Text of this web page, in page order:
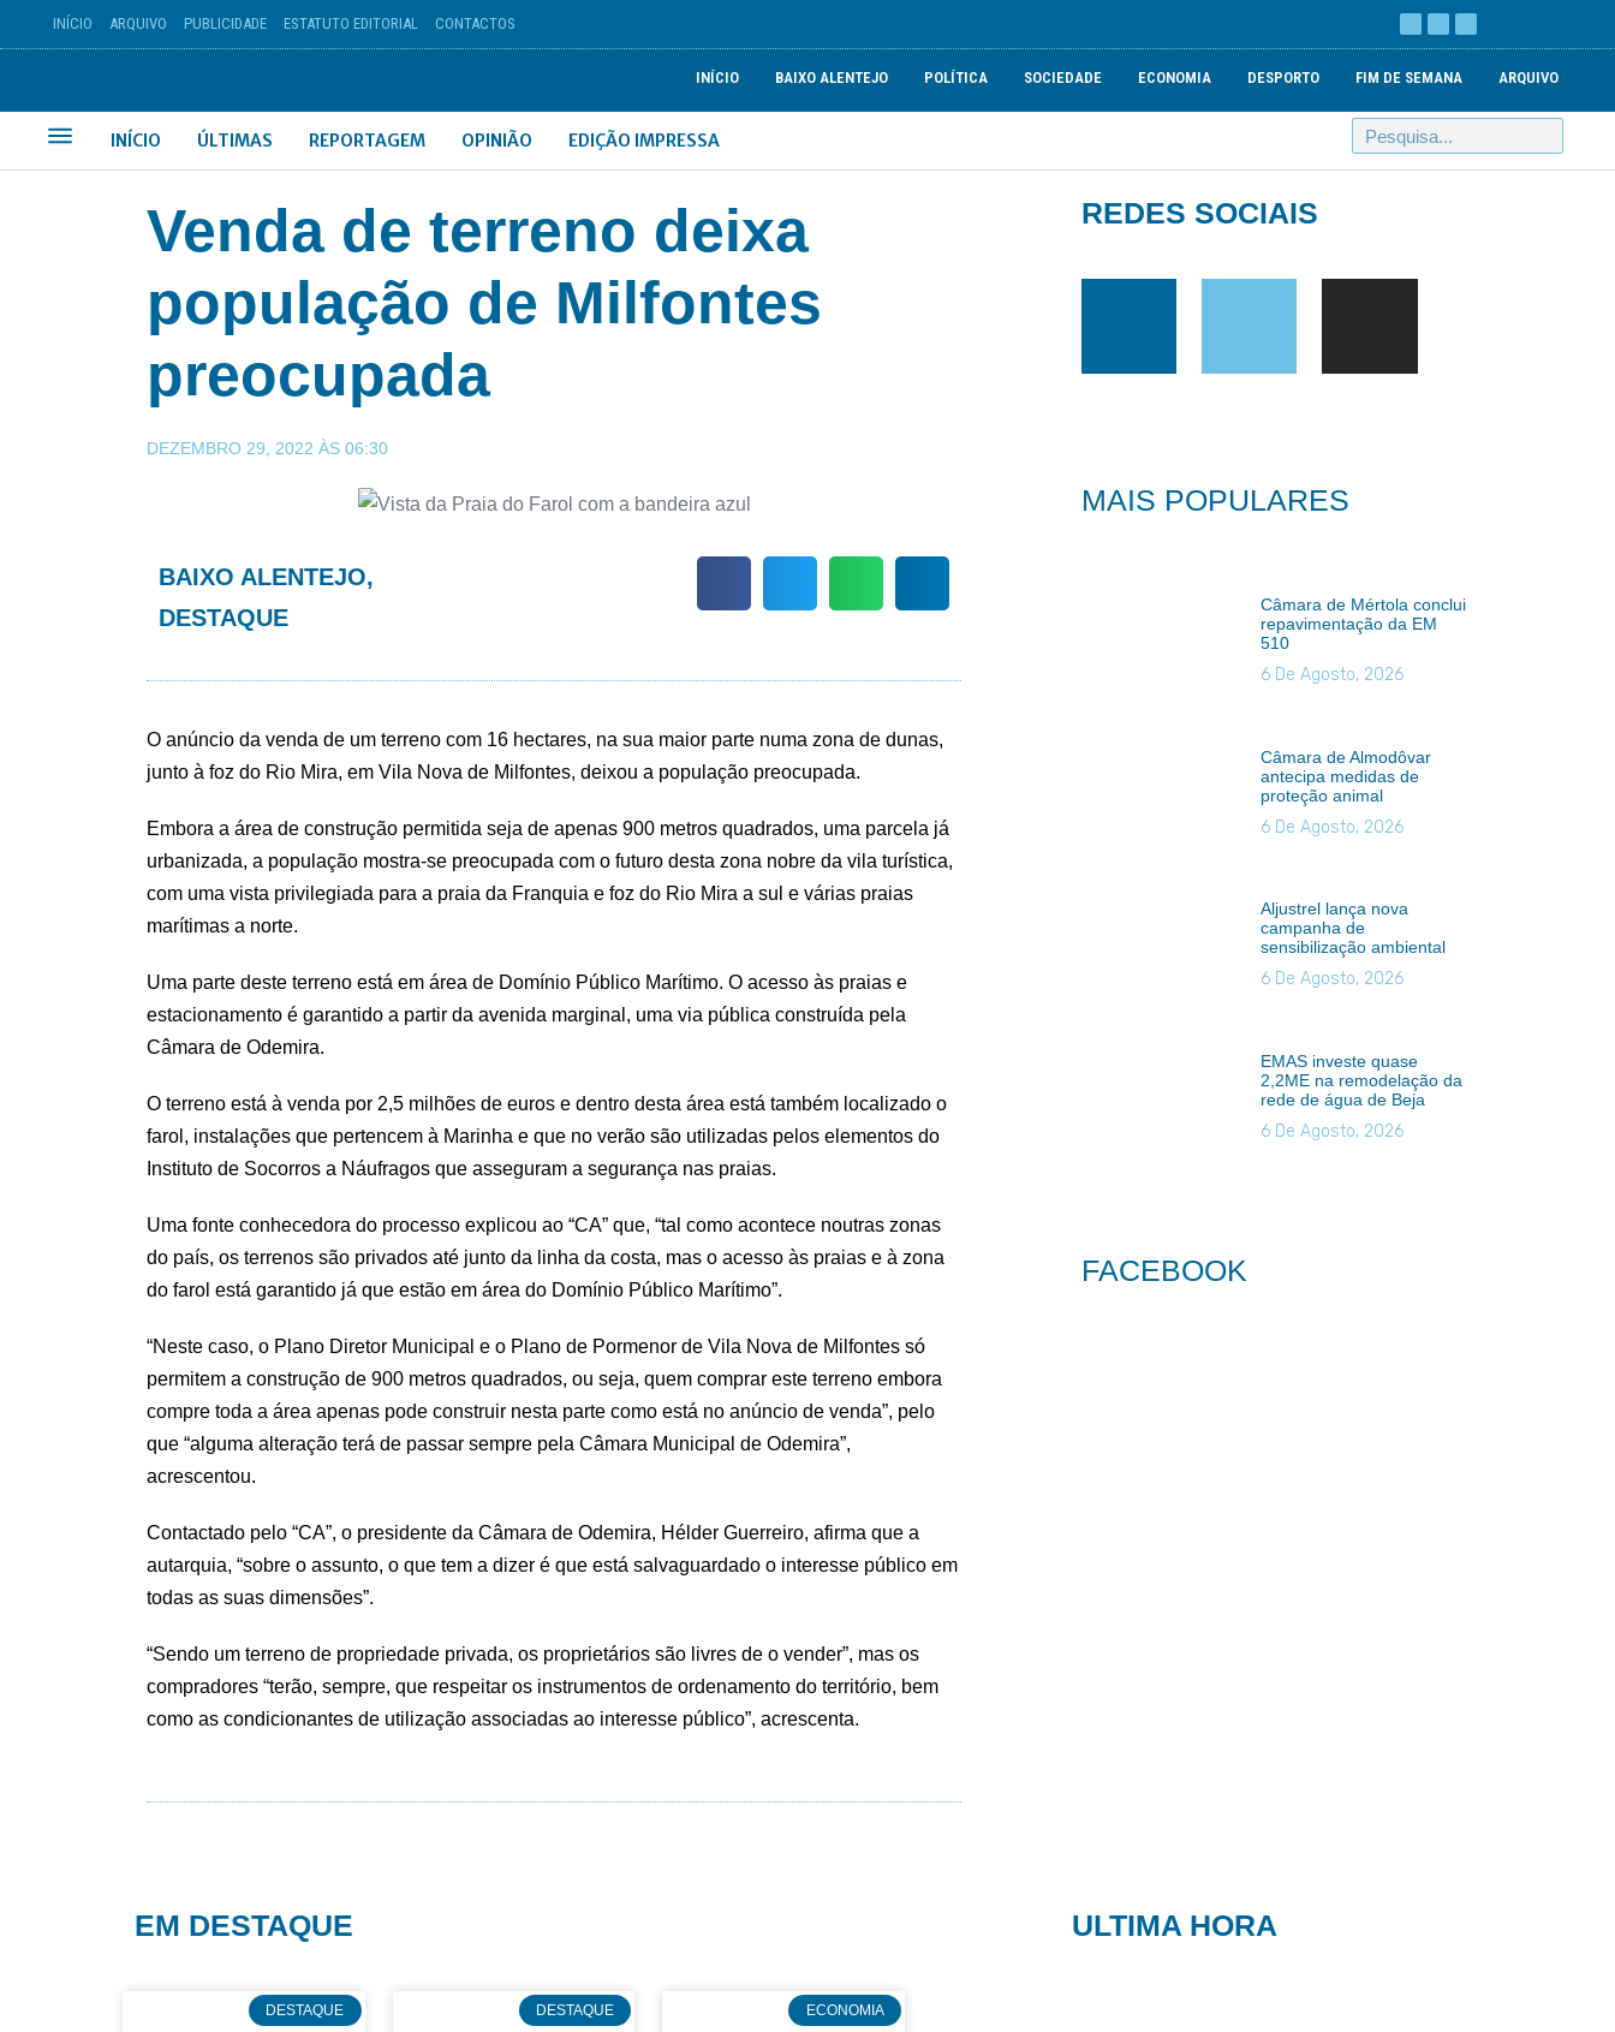
INÍCIO ARQUIVO PUBLICIDADE ESTATUTO EDITORIAL CONTACTOS
INÍCIO BAIXO ALENTEJO POLÍTICA SOCIEDADE ECONOMIA DESPORTO FIM DE SEMANA ARQUIVO
INÍCIO ÚLTIMAS REPORTAGEM OPINIÃO EDIÇÃO IMPRESSA
Venda de terreno deixa
população de Milfontes
preocupada
DEZEMBRO 29, 2022 ÀS 06:30
BAIXO ALENTEJO,
DESTAQUE
O anúncio da venda de um terreno com 16 hectares, na sua maior parte numa zona de dunas,
junto à foz do Rio Mira, em Vila Nova de Milfontes, deixou a população preocupada.
Embora a área de construção permitida seja de apenas 900 metros quadrados, uma parcela já
urbanizada, a população mostra-se preocupada com o futuro desta zona nobre da vila turística,
com uma vista privilegiada para a praia da Franquia e foz do Rio Mira a sul e várias praias
marítimas a norte.
Uma parte deste terreno está em área de Domínio Público Marítimo. O acesso às praias e
estacionamento é garantido a partir da avenida marginal, uma via pública construída pela
Câmara de Odemira.
O terreno está à venda por 2,5 milhões de euros e dentro desta área está também localizado o
farol, instalações que pertencem à Marinha e que no verão são utilizadas pelos elementos do
Instituto de Socorros a Náufragos que asseguram a segurança nas praias.
Uma fonte conhecedora do processo explicou ao “CA” que, “tal como acontece noutras zonas
do país, os terrenos são privados até junto da linha da costa, mas o acesso às praias e à zona
do farol está garantido já que estão em área do Domínio Público Marítimo”.
“Neste caso, o Plano Diretor Municipal e o Plano de Pormenor de Vila Nova de Milfontes só
permitem a construção de 900 metros quadrados, ou seja, quem comprar este terreno embora
compre toda a área apenas pode construir nesta parte como está no anúncio de venda”, pelo
que “alguma alteração terá de passar sempre pela Câmara Municipal de Odemira”,
acrescentou.
Contactado pelo “CA”, o presidente da Câmara de Odemira, Hélder Guerreiro, afirma que a
autarquia, “sobre o assunto, o que tem a dizer é que está salvaguardado o interesse público em
todas as suas dimensões”.
“Sendo um terreno de propriedade privada, os proprietários são livres de o vender”, mas os
compradores “terão, sempre, que respeitar os instrumentos de ordenamento do território, bem
como as condicionantes de utilização associadas ao interesse público”, acrescenta.
REDES SOCIAIS
MAIS POPULARES
Câmara de Mértola conclui
repavimentação da EM
510
6 De Agosto, 2026
Câmara de Almodôvar
antecipa medidas de
proteção animal
6 De Agosto, 2026
Aljustrel lança nova
campanha de
sensibilização ambiental
6 De Agosto, 2026
EMAS investe quase
2,2ME na remodelação da
rede de água de Beja
6 De Agosto, 2026
FACEBOOK
EM DESTAQUE ULTIMA HORA
DESTAQUE DESTAQUE ECONOMIA